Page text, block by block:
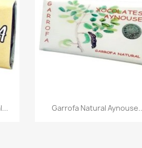
Vista ràpida
Garrofa Natural